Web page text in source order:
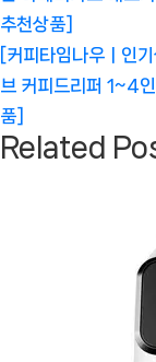
색
추천상품]
Next
Post:
[커피타임나우ㅣ인
브 커피드리퍼 1~4
품]
Related